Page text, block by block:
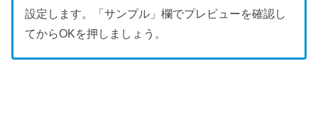
設定します。「サンプル」欄でプレビューを確認し
てからOKを押しましょう。